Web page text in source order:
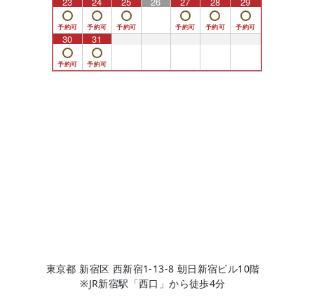
30 31
東京都 新宿区 西新宿1-13-8 朝日新宿ビル10階
※JR新宿駅「西口」から徒歩4分